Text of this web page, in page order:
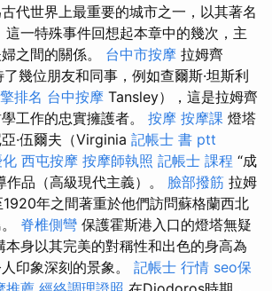
代世界上最重要的城市之一，以其著名
這一特殊事件回想起本章中的幾次，主
之間的關係。 台中市按摩 拉姆齊
了幾位朋友和同事，例如查爾斯·坦斯利
排名 台中按摩 Tansley），這是拉姆齊
工作的忠實擁護者。 按摩 按摩課 燈塔
亞·伍爾夫（Virginia 記帳士 書 ptt
西屯按摩 按摩師執照 記帳士 課程 “成
作品（高級現代主義）。 臉部撥筋 拉姆
年之間著重於他們訪問蘇格蘭西北
脊椎側彎 保護霍斯港入口的燈塔無疑
本身以其完美的對稱性和出色的身高為
印象深刻的景象。 記帳士 行情 seo保